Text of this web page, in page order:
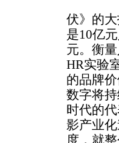
伏》的
是10亿
元。衡
HR实验
的品牌
数字将
时代的
影产业
度，就